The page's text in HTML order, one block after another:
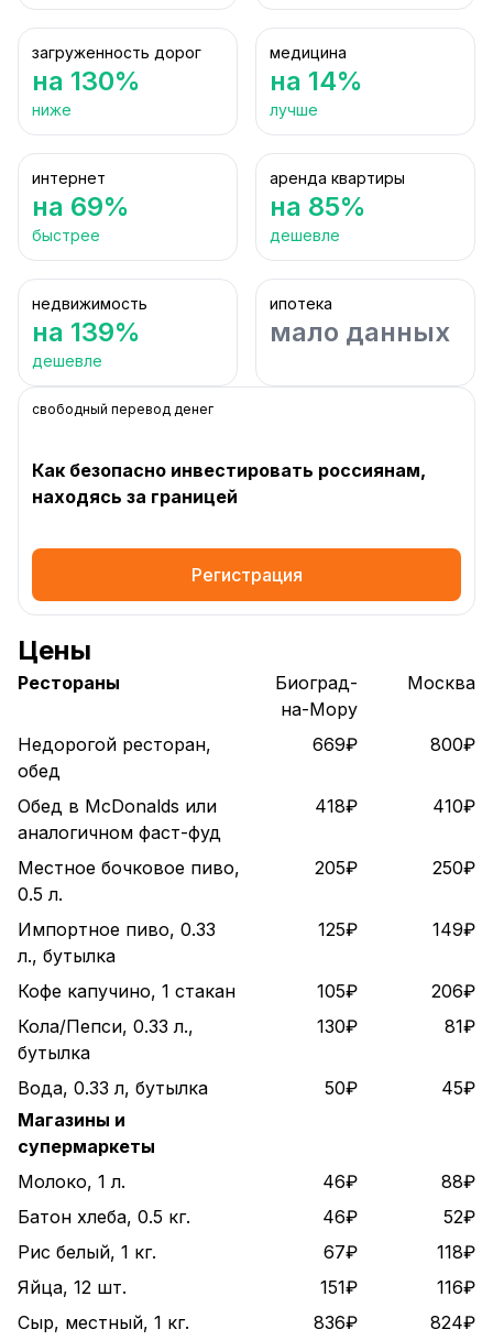
загруженность дорог
на 130%
ниже
медицина
на 14%
лучше
интернет
на 69%
быстрее
аренда квартиры
на 85%
дешевле
недвижимость
на 139%
дешевле
ипотека
мало данных
свободный перевод денег
Как безопасно инвестировать россиянам,
находясь за границей
Регистрация
Цены
Рестораны
Биоград-
на-Мору
Москва
Недорогой ресторан,
обед
669₽ 800₽
Обед в McDonalds или
аналогичном фаст-фуд
418₽ 410₽
Местное бочковое пиво,
0.5 л.
205₽ 250₽
Импортное пиво, 0.33
л., бутылка
125₽ 149₽
Кофе капучино, 1 стакан 105₽
206₽
Кола/Пепси, 0.33 л.,
бутылка
130₽ 81₽
Вода, 0.33 л, бутылка 50₽
45₽
Магазины и
супермаркеты
Молоко, 1 л.
46₽
88₽
Батон хлеба, 0.5 кг.
46₽
52₽
Рис белый, 1 кг.
67₽
118₽
Яйца, 12 шт.
151₽
116₽
Сыр, местный, 1 кг.
836₽ 824₽